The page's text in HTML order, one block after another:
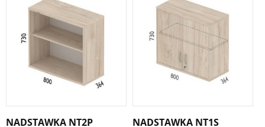
NADSTAWKA NT2P NADSTAWKA NT1S